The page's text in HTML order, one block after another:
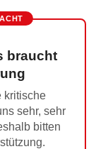
braucht
kritische
sehr, sehr
bitten